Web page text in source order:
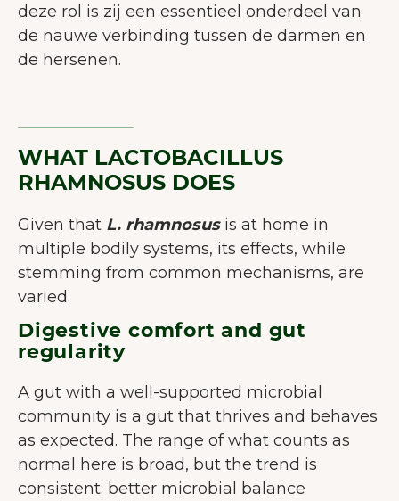
deze rol is zij een essentieel onderdeel van
de nauwe verbinding tussen de darmen en
de hersenen.
WHAT LACTOBACILLUS
RHAMNOSUS DOES
Given that L. rhamnosusis at home in
multiple bodily systems, its effects, while
stemming from common mechanisms, are
varied.
Digestive comfort and gut
regularity
A gut with a well-supported microbial
community is a gut that thrives and behaves
as expected. The range of what counts as
normal here is broad, but the trend is
consistent: better microbial balance